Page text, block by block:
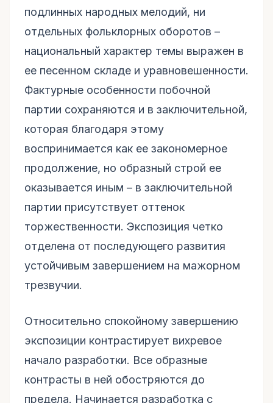
подлинных народных мелодий, ни
отдельных фольклорных оборотов –
национальный характер темы выражен в
ее песенном складе и уравновешенности.
Фактурные особенности побочной
партии сохраняются и в заключительной,
которая благодаря этому
воспринимается как ее закономерное
продолжение, но образный строй ее
оказывается иным – в заключительной
партии присутствует оттенок
торжественности. Экспозиция четко
отделена от последующего развития
устойчивым завершением на мажорном
трезвучии.
Относительно спокойному завершению
экспозиции контрастирует вихревое
начало разработки. Все образные
контрасты в ней обостряются до
предела. Начинается разработка с